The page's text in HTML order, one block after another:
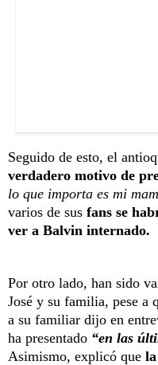
Seguido de esto, el
verdadero motivo de
lo que importa es mi
varios de sus fans se
ver a Balvin internado.
Por otro lado, han sido
José y su familia, pese a
a su familiar dijo en
ha presentado “en las
Asimismo, explicó que